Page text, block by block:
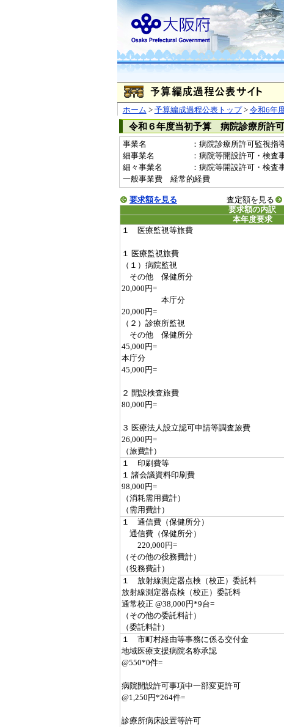
ホーム > 予算編成過程公表トップ> 令和6年
令和６年度当初予算 病院診療所許
事業名 ：病院診療所許可監視指
細事業名
：病院等開設許可・検査
細々事業名
：病院等開設許可・検査
一般事業費 経常的経費
要求額を見る 査定額を見る
要求額の内訳
本年度要求
１ 医療監視等旅費
１ 医療監視旅費
（１）病院監視
その他 保健所分
20,000円=
本庁分
20,000円=
（２）診療所監視
その他 保健所分
45,000円=
本庁分
45,000円=
２ 開設検査旅費
80,000円=
３ 医療法人設立認可申請等調査旅費
26,000円=
（旅費計）
１ 印刷費等
１ 諸会議資料印刷費
98,000円=
（消耗需用費計）
（需用費計）
１ 通信費（保健所分）
通信費（保健所分）
220,000円=
（その他の役務費計）
（役務費計）
１ 放射線測定器点検（校正）委託料
放射線測定器点検（校正）委託料
通常校正 @38,000円*9台=
（その他の委託料計）
（委託料計）
１ 市町村経由等事務に係る交付金
地域医療支援病院名称承認
@550*0件=
病院開設許可事項中一部変更許可
@1,250円*264件=
診療所病床設置等許可